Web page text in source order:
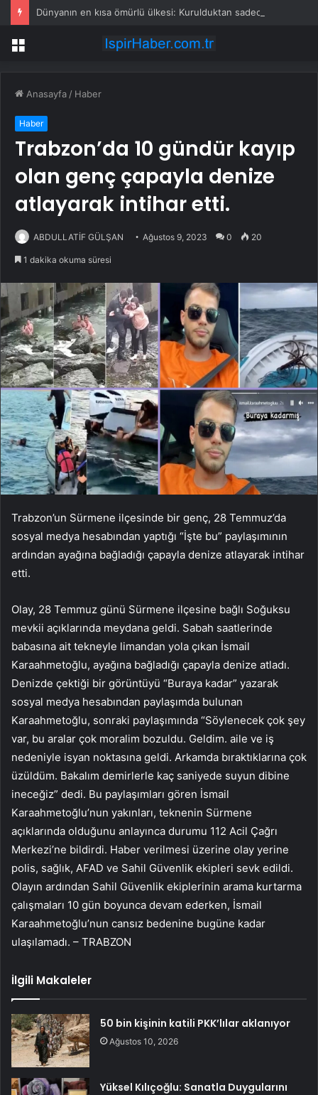
Menü
Anasayfa / Haber
Haber
Trabzon’da 10 gündür kayıp
olan genç çapayla denize
atlayarak intihar etti.
ABDULLATİF GÜLŞAN Ağustos 9, 2023 0 20
1 dakika okuma süresi
Trabzon’un Sürmene ilçesinde bir genç, 28 Temmuz’da
sosyal medya hesabından yaptığı “İşte bu” paylaşımının
ardından ayağına bağladığı çapayla denize atlayarak intihar
etti.
Olay, 28 Temmuz günü Sürmene ilçesine bağlı Soğuksu
mevkii açıklarında meydana geldi. Sabah saatlerinde
babasına ait tekneyle limandan yola çıkan İsmail
Karaahmetoğlu, ayağına bağladığı çapayla denize atladı.
Denizde çektiği bir görüntüyü “Buraya kadar” yazarak
sosyal medya hesabından paylaşımda bulunan
Karaahmetoğlu, sonraki paylaşımında “Söylenecek çok şey
var, bu aralar çok moralim bozuldu. Geldim. aile ve iş
nedeniyle isyan noktasına geldi. Arkamda bıraktıklarına çok
üzüldüm. Bakalım demirlerle kaç saniyede suyun dibine
ineceğiz” dedi. Bu paylaşımları gören İsmail
Karaahmetoğlu’nun yakınları, teknenin Sürmene
açıklarında olduğunu anlayınca durumu 112 Acil Çağrı
Merkezi’ne bildirdi. Haber verilmesi üzerine olay yerine
polis, sağlık, AFAD ve Sahil Güvenlik ekipleri sevk edildi.
Olayın ardından Sahil Güvenlik ekiplerinin arama kurtarma
çalışmaları 10 gün boyunca devam ederken, İsmail
Karaahmetoğlu’nun cansız bedenine bugüne kadar
ulaşılamadı. – TRABZON
İlgili Makaleler
50 bin kişinin katili PKK’lılar aklanıyor
Ağustos 10, 2026
Yüksel Kılıçoğlu: Sanatla Duygularını